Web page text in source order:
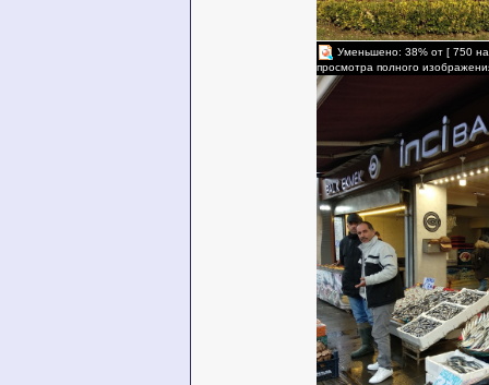
Уменьшено: 38% от [ 750
просмотра полного